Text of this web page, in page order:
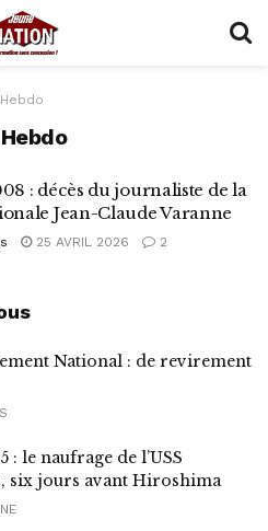
: décès du journaliste de la
Jean-Claude Varanne
25 AVRIL 2026 2
National : de revirement
: le naufrage de l’USS
six jours avant Hiroshima